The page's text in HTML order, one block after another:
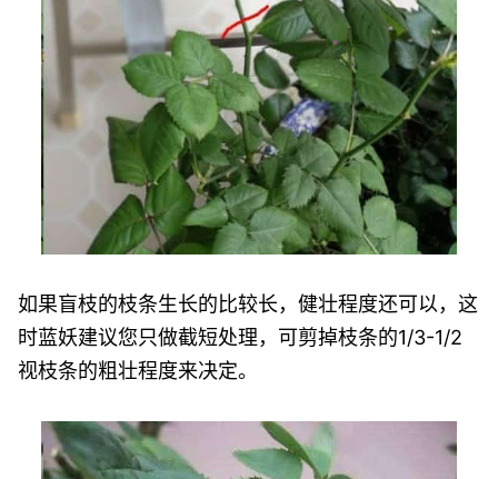
如果盲枝的枝条生长的比较长，健壮程度还可以，这
时蓝妖建议您只做截短处理，可剪掉枝条的1/3-1/2
视枝条的粗壮程度来决定。